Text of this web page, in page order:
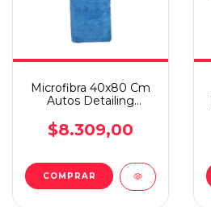
Microfibra 40x80 Cm
Autos Detailing
Absorcion Color Azul
$8.309,00